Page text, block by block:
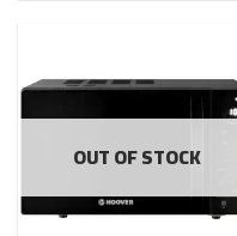
OUT OF STOCK